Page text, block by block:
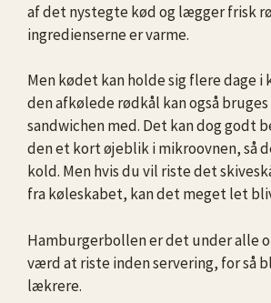
af det nystegte kød og lægger frisk
ingredienserne er varme.
Men kødet kan holde sig flere dage i
den afkølede rødkål kan også
sandwichen med. Det kan dog godt
den et kort øjeblik i mikroovnen, så
kold. Men hvis du vil riste det
fra køleskabet, kan det meget let
Hamburgerbollen er det under alle
værd at riste inden servering, for så
lækrere.